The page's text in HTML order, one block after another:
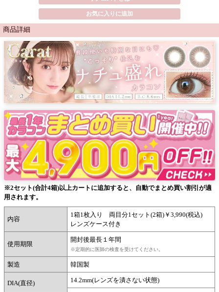
お気に入りに追加
商品詳細
※2セット(合計4箱)以上カートに追加すると、自動でまとめ買い割引が適
用されます。
内容
1箱1枚入り 両目分1セット(2箱)￥3,990(税込)
レンズケース付き
使用期限
開封後最長１年間
※定期的に医師の検査を受けてください。
製造 韓国製
DIA(直径) 14.2mm(レンズを潰さない状態)